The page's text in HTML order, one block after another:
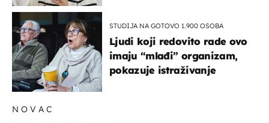
STUDIJA NA GOTOVO 1.900 OSOBA
Ljudi koji redovito rade ovo
imaju “mlađi” organizam,
pokazuje istraživanje
NOVAC